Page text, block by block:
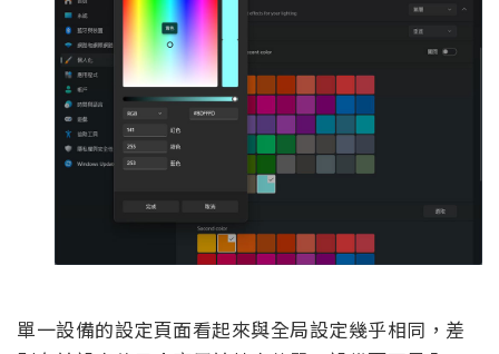
單一設備的設定頁面看起來與全局設定幾乎相同，差